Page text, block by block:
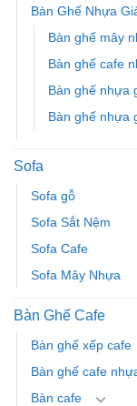
Bàn Ghế Nhựa
Bàn ghế mây
Bàn ghế cafe
Bàn ghế nhựa
Bàn ghế nhựa
Sofa
Sofa gỗ
Sofa Sắt Nệm
Sofa Cafe
Sofa Mây Nhựa
Bàn Ghế Cafe
Bàn ghế xếp cafe
Bàn ghế cafe
Bàn cafe